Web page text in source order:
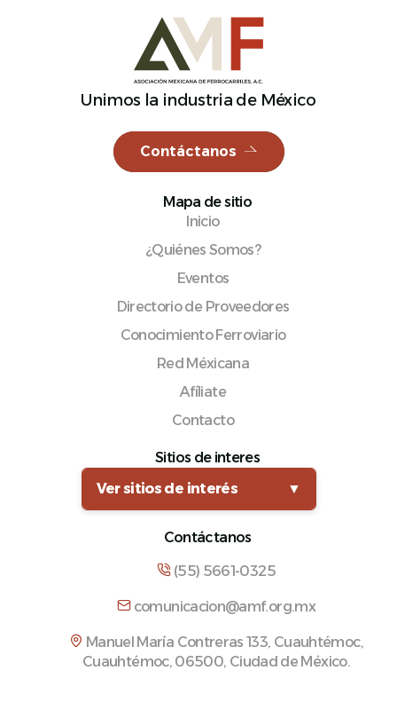
Unimos la industria de México
Contáctanos
Mapa de sitio
Inicio
¿Quiénes Somos?
Eventos
Directorio de Proveedores
Conocimiento Ferroviario
Red Méxicana
Afíliate
Contacto
Sitios de interes
Ver sitios de interés
▼
Contáctanos
(55) 5661-0325
comunicacion@amf.org.mx
Manuel María Contreras 133, Cuauhtémoc,
Cuauhtémoc, 06500, Ciudad de México.